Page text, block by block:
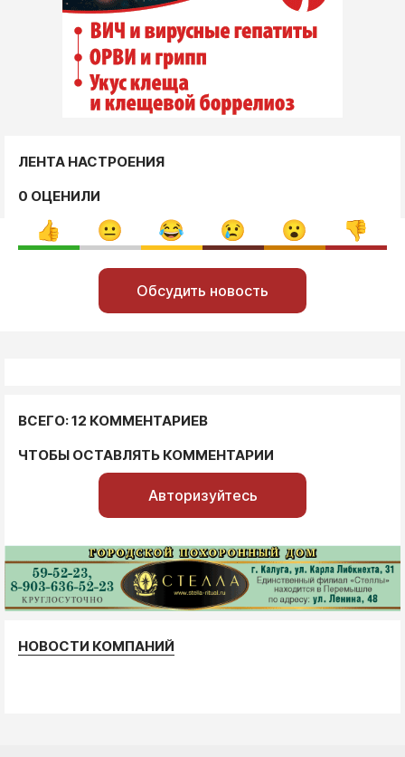
ЛЕНТА НАСТРОЕНИЯ
0 ОЦЕНИЛИ
Обсудить новость
ВСЕГО: 12 КОММЕНТАРИЕВ
ЧТОБЫ ОСТАВЛЯТЬ КОММЕНТАРИИ
Авторизуйтесь
НОВОСТИ КОМПАНИЙ